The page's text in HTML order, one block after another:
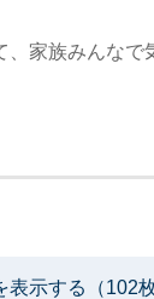
、家族みんなで
表示する（102枚